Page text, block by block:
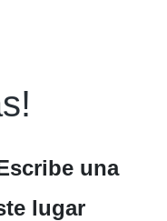
una
lugar